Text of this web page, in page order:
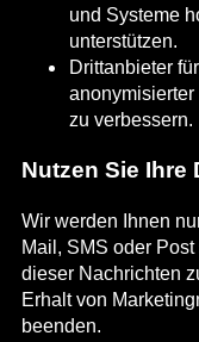
und Systeme
unterstützen.
Drittanbieter
zu verbessern.
Nutzen Sie Ihre
Wir werden Ihnen
Mail, SMS oder
dieser Nachrichten
Erhalt von
beenden.